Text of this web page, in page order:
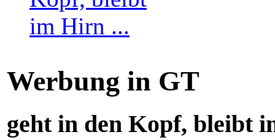
Werbung in GT
geht in den Kopf, bleibt